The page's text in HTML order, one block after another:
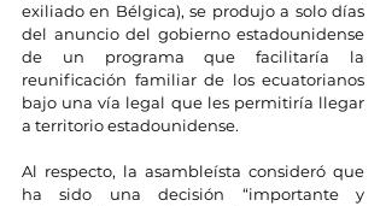
exiliado en Bélgica), se produjo a solo días
del anuncio del gobierno estadounidense
de un programa que facilitaría la
reunificación familiar de los ecuatorianos
bajo una vía legal que les permitiría llegar
a territorio estadounidense.
Al respecto, la asambleísta consideró que
ha sido una decisión “importante y